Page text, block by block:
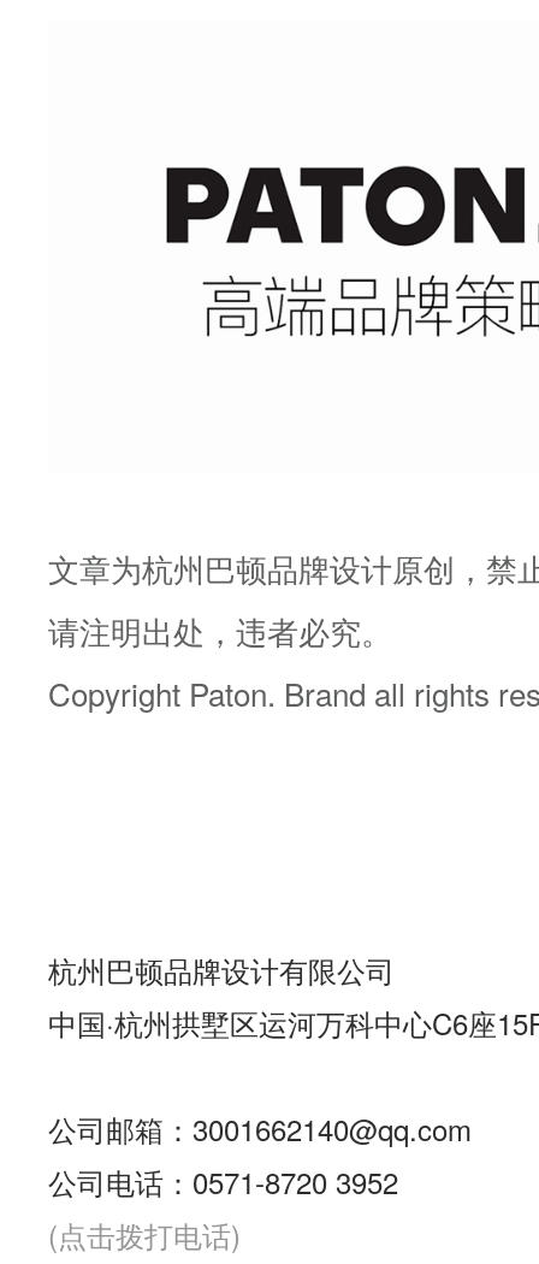
文章为杭州巴顿品牌设计原创，禁
请注明出处，违者必究。
Copyright Paton. Brand all rights
杭州巴顿品牌设计有限公司
中国·杭州拱墅区运河万科中心C6座
公司邮箱：3001662140@qq.com
公司电话：0571-8720 3952
(点击拨打电话)